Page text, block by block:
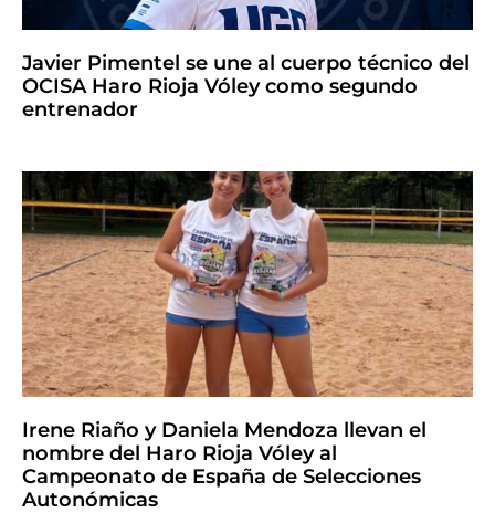
Javier Pimentel se une al cuerpo técnico del
OCISA Haro Rioja Vóley como segundo
entrenador
Irene Riaño y Daniela Mendoza llevan el
nombre del Haro Rioja Vóley al
Campeonato de España de Selecciones
Autonómicas